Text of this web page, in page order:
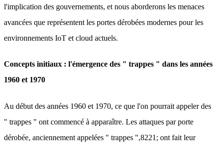
l'implication des gouvernements, et nous aborderons les menaces
avancées que représentent les portes dérobées modernes pour les
environnements IoT et cloud actuels.
Concepts initiaux : l'émergence des " trappes " dans les années
1960 et 1970
Au début des années 1960 et 1970, ce que l'on pourrait appeler des
" trappes " ont commencé à apparaître. Les attaques par porte
dérobée, anciennement appelées " trappes ",8221; ont fait leur